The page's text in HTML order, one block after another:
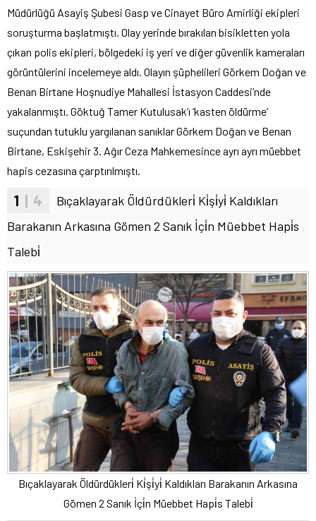
Müdürlüğü Asayiş Şubesi Gasp ve Cinayet Büro Amirliği ekipleri
soruşturma başlatmıştı. Olay yerinde bırakılan bisikletten yola
çıkan polis ekipleri, bölgedeki iş yeri ve diğer güvenlik kameraları
görüntülerini incelemeye aldı. Olayın şüphelileri Görkem Doğan ve
Benan Birtane Hoşnudiye Mahallesi İstasyon Caddesi’nde
yakalanmıştı. Göktuğ Tamer Kutulusak’ı ‘kasten öldürme’
suçundan tutuklu yargılanan sanıklar Görkem Doğan ve Benan
Birtane, Eskişehir 3. Ağır Ceza Mahkemesince ayrı ayrı müebbet
hapis cezasına çarptırılmıştı.
1 | 4
Bıçaklayarak Öldürdükleri̇ Ki̇şi̇yi̇ Kaldıkları
Barakanın Arkasına Gömen 2 Sanık İçi̇n Müebbet Hapi̇s
Talebi̇
Bıçaklayarak Öldürdükleri̇ Ki̇şi̇yi̇ Kaldıkları Barakanın Arkasına
Gömen 2 Sanık İçi̇n Müebbet Hapi̇s Talebi̇